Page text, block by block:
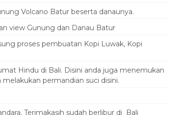
Volcano Batur beserta danaunya.
view Gunung dan Danau Batur
proses pembuatan Kopi Luwak, Kopi
Hindu di Bali. Disini anda juga menemukan
permandian suci disini.
Terimakasih sudah berlibur di Bali